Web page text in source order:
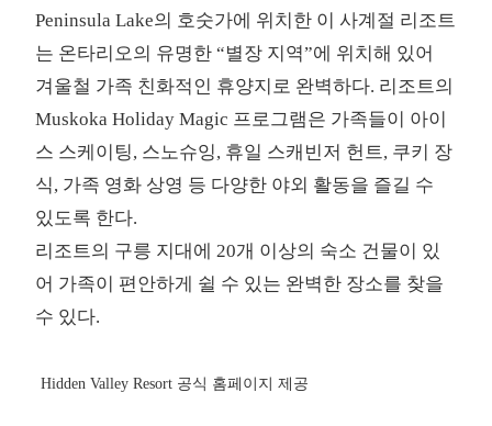
Peninsula Lake의 호숫가에 위치한 이 사계절 리조트
는 온타리오의 유명한 “별장 지역”에 위치해 있어
겨울철 가족 친화적인 휴양지로 완벽하다. 리조트의
Muskoka Holiday Magic 프로그램은 가족들이 아이
스 스케이팅, 스노슈잉, 휴일 스캐빈저 헌트, 쿠키 장
식, 가족 영화 상영 등 다양한 야외 활동을 즐길 수
있도록 한다.
리조트의 구릉 지대에 20개 이상의 숙소 건물이 있
어 가족이 편안하게 쉴 수 있는 완벽한 장소를 찾을
수 있다.
Hidden Valley Resort 공식 홈페이지 제공